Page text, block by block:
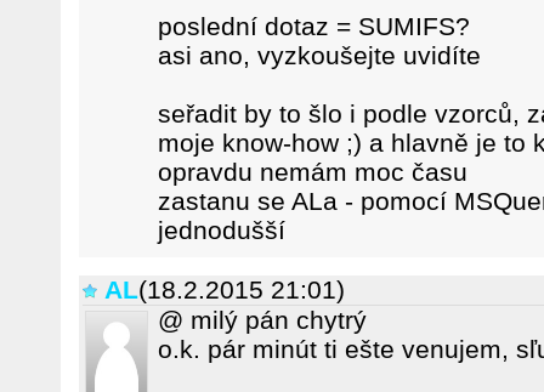
poslední dotaz = SUMIFS?
asi ano, vyzkoušejte uvidíte
seřadit by to šlo i podle vzorců,
moje know-how ;) a hlavně je to
opravdu nemám moc času
zastanu se ALa - pomocí
jednodušší
AL(18.2.2015 21:01)
@ milý pán chytrý
o.k. pár minút ti ešte venujem,